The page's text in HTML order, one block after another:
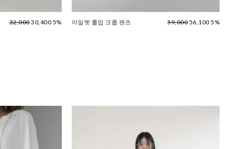
32,00030,400 5%
아일렛 롤업 크롭 팬츠 59,000 56,100 5%